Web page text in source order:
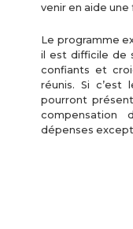
venir en aide
Le programme
il est difficile de
confiants et
réunis. Si c’est
pourront
dépenses